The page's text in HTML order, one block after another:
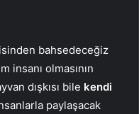
bahsedeceğiz
insanı olmasının
dışkısı bile kendi
paylaşacak